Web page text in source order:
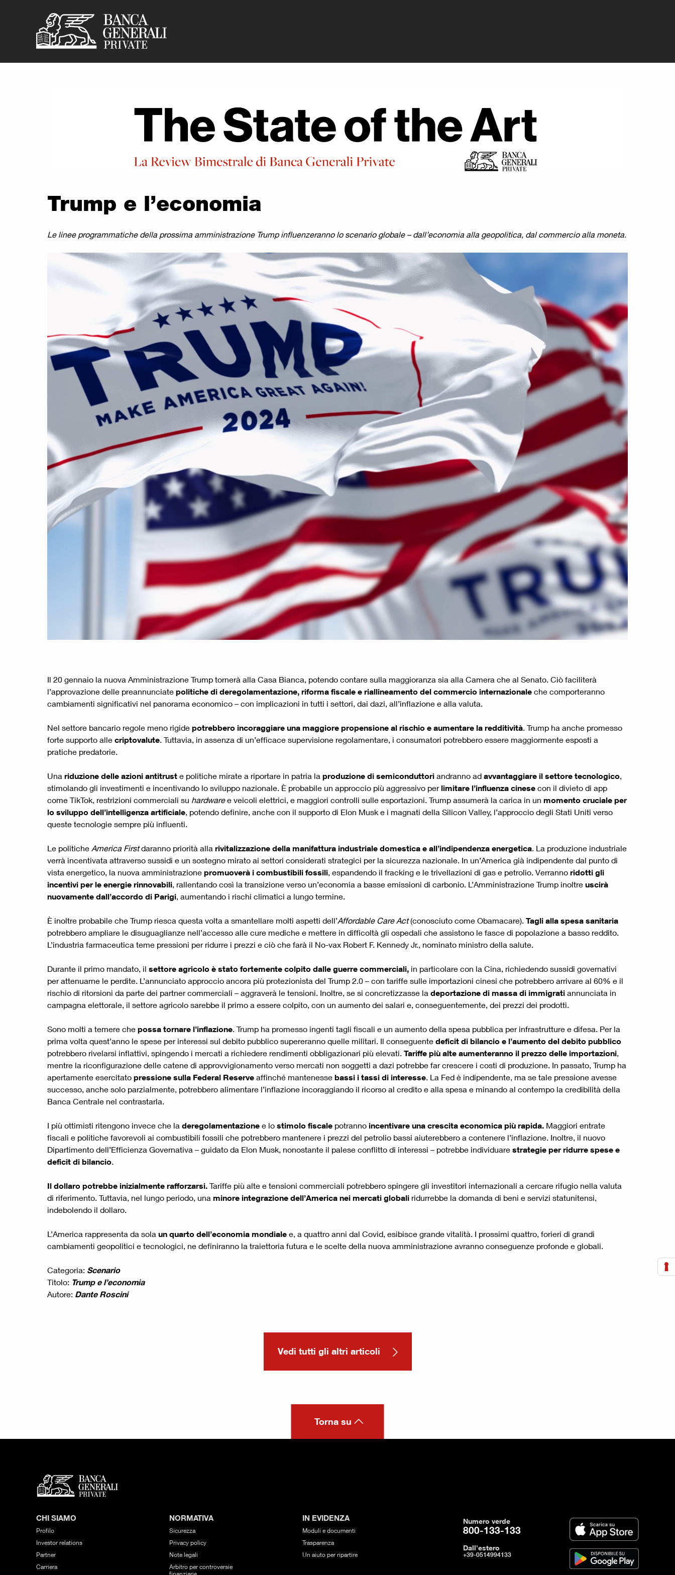
Banca Generali Private - Trump e l'economia
Trump e l’economia
Le linee programmatiche della prossima amministrazione Trump influenzeranno lo scenario globale – dall’economia alla geopolitica, dal commercio alla moneta.
Il 20 gennaio la nuova Amministrazione Trump tornerà alla Casa Bianca, potendo contare sulla maggioranza sia alla Camera che al Senato. Ciò faciliterà
l’approvazione delle preannunciate politiche di deregolamentazione, riforma fiscale e riallineamento del commercio internazionale che comporteranno
cambiamenti significativi nel panorama economico – con implicazioni in tutti i settori, dai dazi, all’inflazione e alla valuta.
Nel settore bancario regole meno rigide potrebbero incoraggiare una maggiore propensione al rischio e aumentare la redditività . Trump ha anche promesso
forte supporto alle criptovalute . Tuttavia, in assenza di un’efficace supervisione regolamentare, i consumatori potrebbero essere maggiormente esposti a
pratiche predatorie.
Una riduzione delle azioni antitrust e politiche mirate a riportare in patria la produzione di semiconduttori andranno ad avvantaggiare il settore tecnologico
stimolando gli investimenti e incentivando lo sviluppo nazionale. È probabile un approccio più aggressivo per limitare l’influenza cinese con il divieto di app
come TikTok, restrizioni commerciali su hardwaree veicoli elettrici, e maggiori controlli sulle esportazioni. Trump assumerà la carica in un momento cruciale per
lo sviluppo dell’intelligenza artificiale , potendo definire, anche con il supporto di Elon Musk e i magnati della Silicon Valley, l’approccio degli Stati Uniti verso
queste tecnologie sempre più influenti.
Le politiche America Firstdaranno priorità alla rivitalizzazione della manifattura industriale domestica e all’indipendenza energetica . La produzione industriale
verrà incentivata attraverso sussidi e un sostegno mirato ai settori considerati strategici per la sicurezza nazionale. In un’America già indipendente dal punto di
vista energetico, la nuova amministrazione promuoverà i combustibili fossili , espandendo il fracking e le trivellazioni di gas e petrolio. Verranno ridotti gli
incentivi per le energie rinnovabili , rallentando così la transizione verso un’economia a basse emissioni di carbonio. L’Amministrazione Trump inoltre uscirà
nuovamente dall’accordo di Parigi , aumentando i rischi climatici a lungo termine.
È inoltre probabile che Trump riesca questa volta a smantellare molti aspetti dell’Affordable Care Act(conosciuto come Obamacare). Tagli alla spesa sanitaria
potrebbero ampliare le disuguaglianze nell’accesso alle cure mediche e mettere in difficoltà gli ospedali che assistono le fasce di popolazione a basso reddito.
L’industria farmaceutica teme pressioni per ridurre i prezzi e ciò che farà il No-vax Robert F. Kennedy Jr., nominato ministro della salute.
Durante il primo mandato, il settore agricolo è stato fortemente colpito dalle guerre commerciali, in particolare con la Cina, richiedendo sussidi governativi
per attenuarne le perdite. L’annunciato approccio ancora più protezionista del Trump 2.0 – con tariffe sulle importazioni cinesi che potrebbero arrivare al 60% e il
rischio di ritorsioni da parte dei partner commerciali – aggraverà le tensioni. Inoltre, se si concretizzasse la deportazione di massa di immigrati annunciata in
campagna elettorale, il settore agricolo sarebbe il primo a essere colpito, con un aumento dei salari e, conseguentemente, dei prezzi dei prodotti.
Sono molti a temere che possa tornare l’inflazione . Trump ha promesso ingenti tagli fiscali e un aumento della spesa pubblica per infrastrutture e difesa. Per la
prima volta quest’anno le spese per interessi sul debito pubblico supereranno quelle militari. Il conseguente deficit di bilancio e l’aumento del debito pubblico
potrebbero rivelarsi inflattivi, spingendo i mercati a richiedere rendimenti obbligazionari più elevati. Tariffe più alte aumenteranno il prezzo delle importazioni
mentre la riconfigurazione delle catene di approvvigionamento verso mercati non soggetti a dazi potrebbe far crescere i costi di produzione. In passato, Trump ha
apertamente esercitato pressione sulla Federal Reserve affinché mantenesse bassi i tassi di interesse . La Fed è indipendente, ma se tale pressione avesse
successo, anche solo parzialmente, potrebbero alimentare l’inflazione incoraggiando il ricorso al credito e alla spesa e minando al contempo la credibilità della
Banca Centrale nel contrastarla.
I più ottimisti ritengono invece che la deregolamentazione e lo stimolo fiscale potranno incentivare una crescita economica più rapida. Maggiori entrate
fiscali e politiche favorevoli ai combustibili fossili che potrebbero mantenere i prezzi del petrolio bassi aiuterebbero a contenere l’inflazione. Inoltre, il nuovo
Dipartimento dell’Efficienza Governativa – guidato da Elon Musk, nonostante il palese conflitto di interessi – potrebbe individuare strategie per ridurre spese e
deficit di bilancio
Il dollaro potrebbe inizialmente rafforzarsi. Tariffe più alte e tensioni commerciali potrebbero spingere gli investitori internazionali a cercare rifugio nella valuta
di riferimento. Tuttavia, nel lungo periodo, una minore integrazione dell’America nei mercati globali ridurrebbe la domanda di beni e servizi statunitensi,
indebolendo il dollaro.
L’America rappresenta da sola un quarto dell’economia mondiale e, a quattro anni dal Covid, esibisce grande vitalità. I prossimi quattro, forieri di grandi
cambiamenti geopolitici e tecnologici, ne definiranno la traiettoria futura e le scelte della nuova amministrazione avranno conseguenze profonde e globali.
Categoria: Scenario
Titolo: Trump e l’economia
Autore: Dante Roscini
Vedi tutti gli altri articoli
Torna su
CHI SIAMO
Profilo
Investor relations
Partner
Carriera
NORMATIVA
Sicurezza
Privacy policy
Note legali
Arbitro per controversie
IN EVIDENZA
Moduli e documenti
Trasparenza
Un aiuto per ripartire
Numero verde
800-133-133
Dall'estero
+39-0514994133